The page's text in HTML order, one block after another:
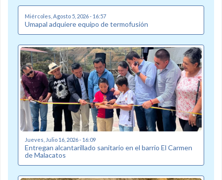
Miércoles, Agosto 5, 2026 - 16:57
Umapal adquiere equipo de termofusión
Jueves, Julio 16, 2026 - 16:09
Entregan alcantarillado sanitario en el barrio El Carmen
de Malacatos